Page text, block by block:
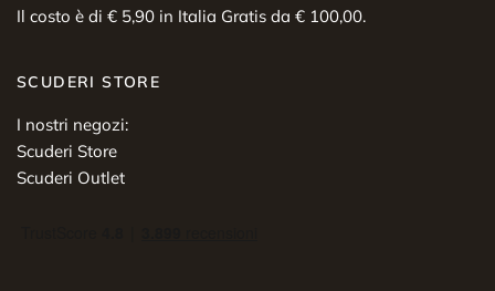
Il costo è di € 5,90 in Italia Gratis da € 100,00.
SCUDERI STORE
I nostri negozi:
Scuderi Store
Scuderi Outlet